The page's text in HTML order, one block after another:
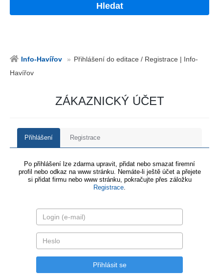
Hledat
Info-Havířov
Přihlášení do editace / Registrace | Info-
Havířov
ZÁKAZNICKÝ ÚČET
Přihlášení Registrace
Po přihlášení lze zdarma upravit, přidat nebo smazat firemní
profil nebo odkaz na www stránku. Nemáte-li ještě účet a přejete
si přidat firmu nebo www stránku, pokračujte přes záložku
Registrace.